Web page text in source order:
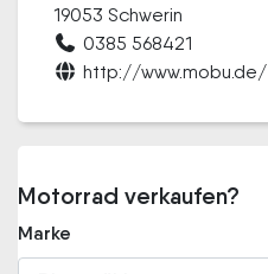
19053 Schwerin
0385 568421
http://www.mobu.de/
Motorrad verkaufen?
Marke